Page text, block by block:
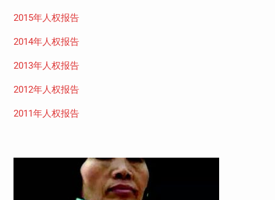
2015年人权报告
2014年人权报告
2013年人权报告
2012年人权报告
2011年人权报告